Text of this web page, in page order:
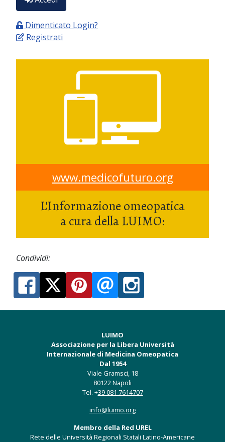
Dimenticato Login?
Registrati
www.medicofuturo.org
L'Informazione omeopatica
a cura della LUIMO:
Condividi:
LUIMO
Associazione per la Libera Università
Internazionale di Medicina Omeopatica
Dal 1954
Viale Gramsci, 18
80122 Napoli
Tel. +39 081 7614707
info@luimo.org
Membro della Red UREL
Rete delle Università Regionali Statali Latino-Americane